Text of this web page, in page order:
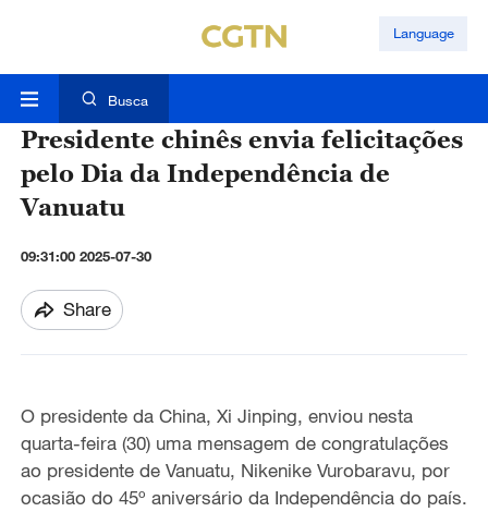
Language
Busca
Presidente chinês envia felicitações
pelo Dia da Independência de
Vanuatu
09:31:00 2025-07-30
Share
O presidente da China, Xi Jinping, enviou nesta
quarta-feira (30) uma mensagem de congratulações
ao presidente de Vanuatu, Nikenike Vurobaravu, por
ocasião do 45º aniversário da Independência do país.